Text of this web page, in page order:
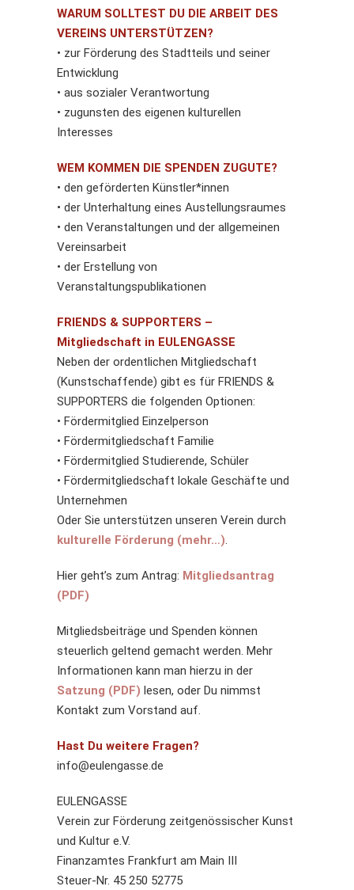
WARUM SOLLTEST DU DIE ARBEIT DES
VEREINS UNTERSTÜTZEN?
• zur Förderung des Stadtteils und seiner
Entwicklung
• aus sozialer Verantwortung
• zugunsten des eigenen kulturellen
Interesses
WEM KOMMEN DIE SPENDEN ZUGUTE?
• den geförderten Künstler*innen
• der Unterhaltung eines Austellungsraumes
• den Veranstaltungen und der allgemeinen
Vereinsarbeit
• der Erstellung von
Veranstaltungspublikationen
FRIENDS & SUPPORTERS –
Mitgliedschaft in EULENGASSE
Neben der ordentlichen Mitgliedschaft
(Kunstschaffende) gibt es für FRIENDS &
SUPPORTERS die folgenden Optionen:
• Fördermitglied Einzelperson
• Fördermitgliedschaft Familie
• Fördermitglied Studierende, Schüler
• Fördermitgliedschaft lokale Geschäfte und
Unternehmen
Oder Sie unterstützen unseren Verein durch
kulturelle Förderung (mehr…)
Hier geht’s zum Antrag: Mitgliedsantrag
(PDF)
Mitgliedsbeiträge und Spenden können
steuerlich geltend gemacht werden. Mehr
Informationen kann man hierzu in der
Satzung (PDF) lesen, oder Du nimmst
Kontakt zum Vorstand auf.
Hast Du weitere Fragen?
info@eulengasse.de
EULENGASSE
Verein zur Förderung zeitgenössischer Kunst
und Kultur e.V.
Finanzamtes Frankfurt am Main III
Steuer-Nr. 45 250 52775